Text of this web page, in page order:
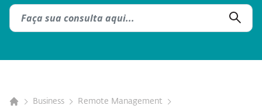
Business
Remote Management